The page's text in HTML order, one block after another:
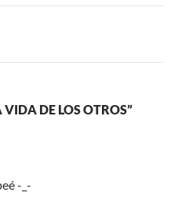
DE LOS OTROS”
-_-